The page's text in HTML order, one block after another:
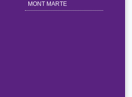
MONT MARTE